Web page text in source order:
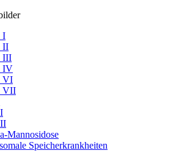
I
II
III
IV
VI
VII
Mannosidose
Speicherkrankheiten